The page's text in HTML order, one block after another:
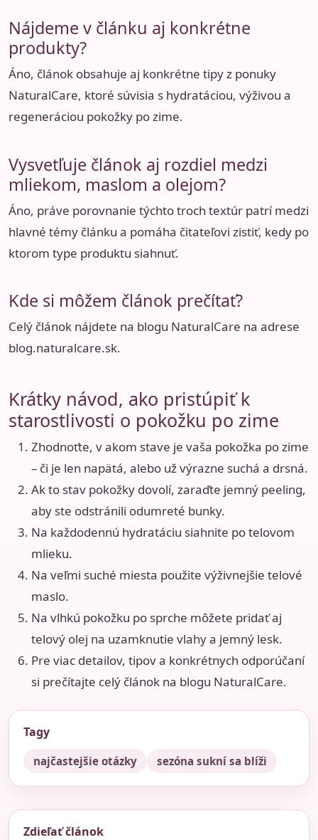
Nájdeme v článku aj konkrétne
produkty?
Áno, článok obsahuje aj konkrétne tipy z ponuky
NaturalCare, ktoré súvisia s hydratáciou, výživou a
regeneráciou pokožky po zime.
Vysvetľuje článok aj rozdiel medzi
mliekom, maslom a olejom?
Áno, práve porovnanie týchto troch textúr patrí medzi
hlavné témy článku a pomáha čitateľovi zistiť, kedy po
ktorom type produktu siahnuť.
Kde si môžem článok prečítať?
Celý článok nájdete na blogu NaturalCare na adrese
blog.naturalcare.sk.
Krátky návod, ako pristúpiť k
starostlivosti o pokožku po zime
Zhodnoťte, v akom stave je vaša pokožka po zime
– či je len napätá, alebo už výrazne suchá a drsná.
Ak to stav pokožky dovolí, zaraďte jemný peeling,
aby ste odstránili odumreté bunky.
Na každodennú hydratáciu siahnite po telovom
mlieku.
Na veľmi suché miesta použite výživnejšie telové
maslo.
Na vlhkú pokožku po sprche môžete pridať aj
telový olej na uzamknutie vlahy a jemný lesk.
Pre viac detailov, tipov a konkrétnych odporúčaní
si prečítajte celý článok na blogu NaturalCare.
Tagy
najčastejšie otázky sezóna sukní sa blíži
Zdieľať článok